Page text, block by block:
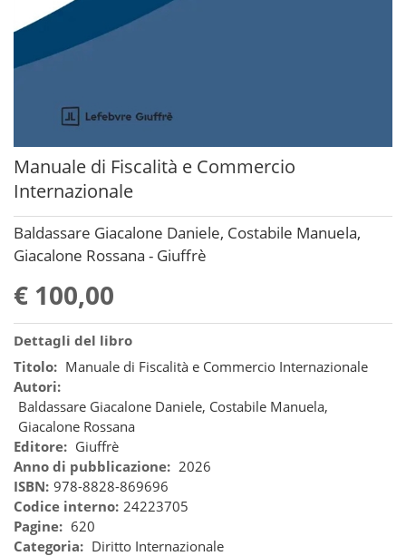
Manuale di Fiscalità e Commercio
Internazionale
Baldassare Giacalone Daniele, Costabile Manuela,
Giacalone Rossana - Giuffrè
€ 100,00
Dettagli del libro
Titolo: Manuale di Fiscalità e Commercio Internazionale
Autori:
Baldassare Giacalone Daniele, Costabile Manuela,
Giacalone Rossana
Editore: Giuffrè
Anno di pubblicazione: 2026
ISBN: 978-8828-869696
Codice interno: 24223705
Pagine: 620
Categoria: Diritto Internazionale